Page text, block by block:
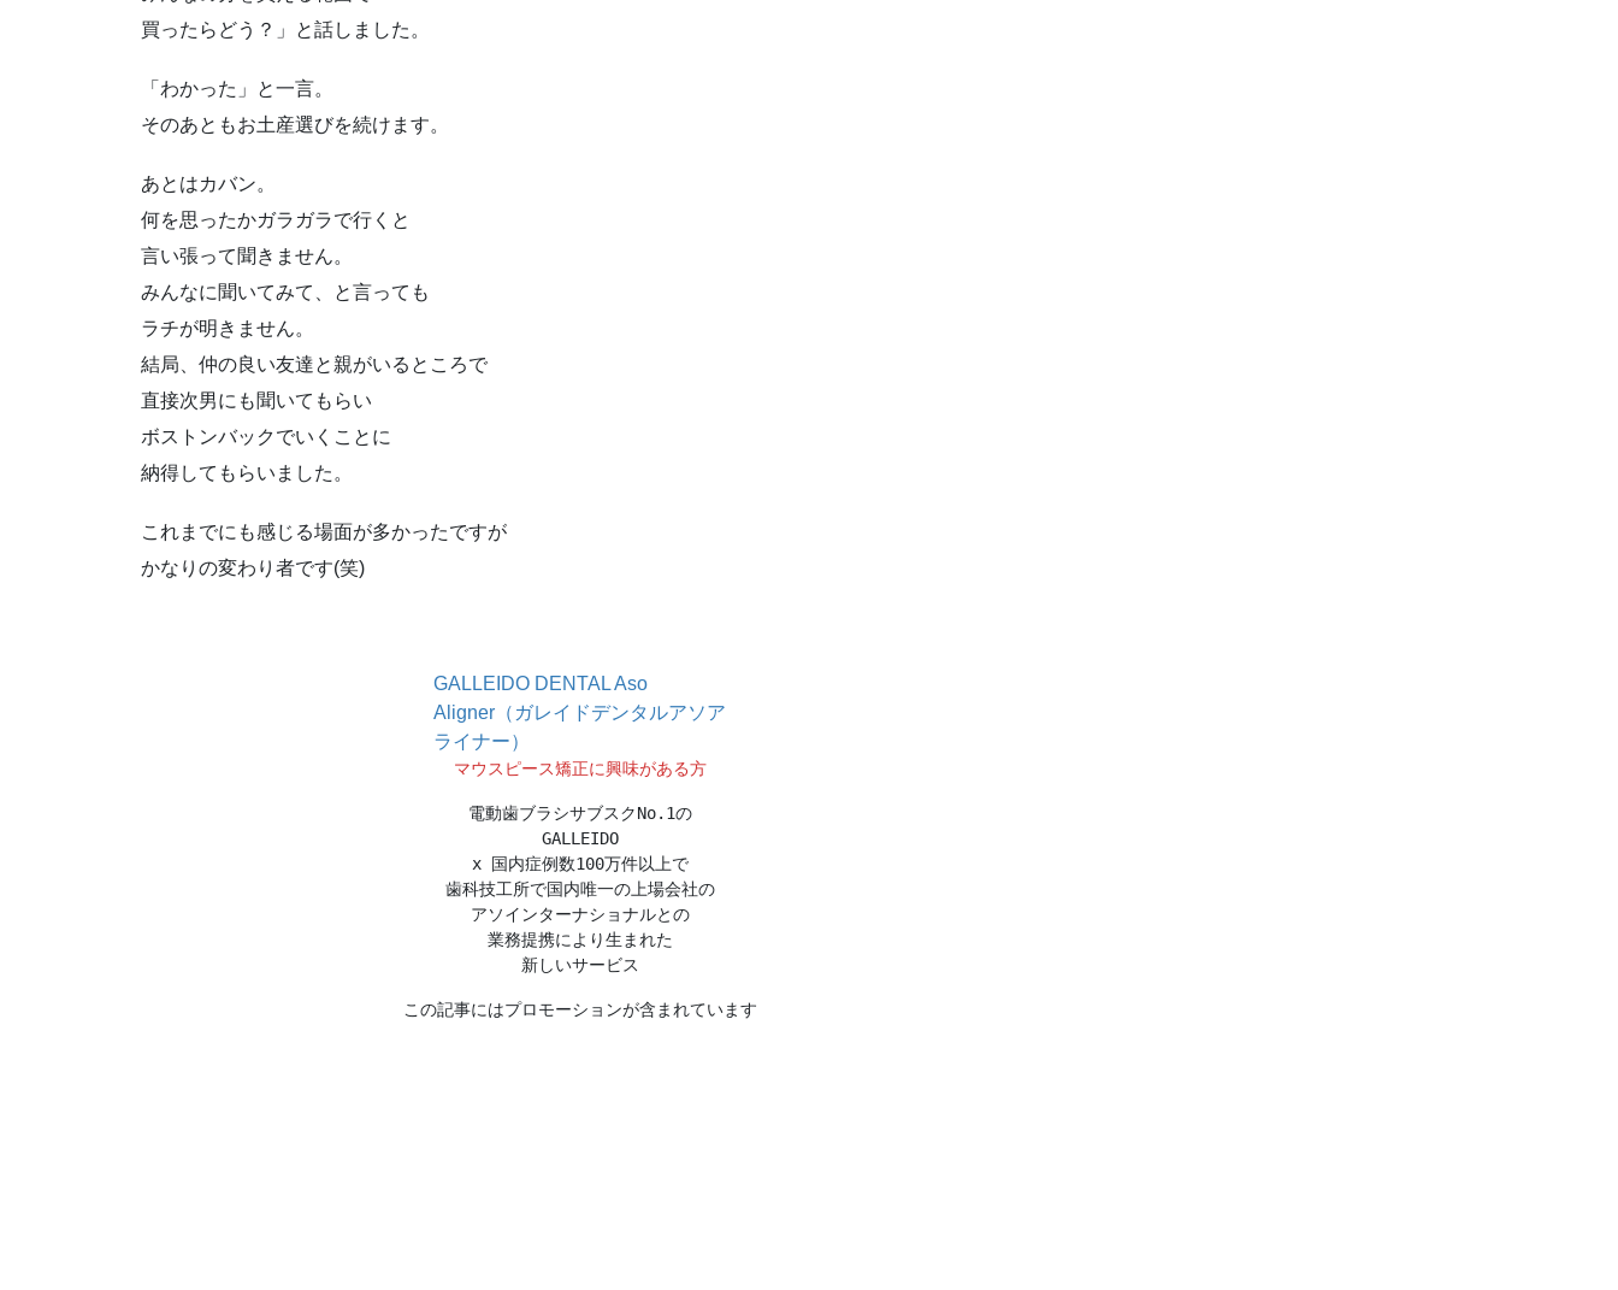
買ったらどう？」と話しました。
「わかった」と一言。
そのあともお土産選びを続けます。
あとはカバン。
何を思ったかガラガラで行くと
言い張って聞きません。
みんなに聞いてみて、と言っても
ラチが明きません。
結局、仲の良い友達と親がいるところで
直接次男にも聞いてもらい
ボストンバックでいくことに
納得してもらいました。
これまでにも感じる場面が多かったですが
かなりの変わり者です(笑)
GALLEIDO DENTAL Aso
Aligner（ガレイドデンタルアソア
ライナー）
マウスピース矯正に興味がある方
電動歯ブラシサブスクNo.1の
GALLEIDO
x 国内症例数100万件以上で
歯科技工所で国内唯一の上場会社の
アソインターナショナルとの
業務提携により生まれた
新しいサービス
この記事にはプロモーションが含まれています